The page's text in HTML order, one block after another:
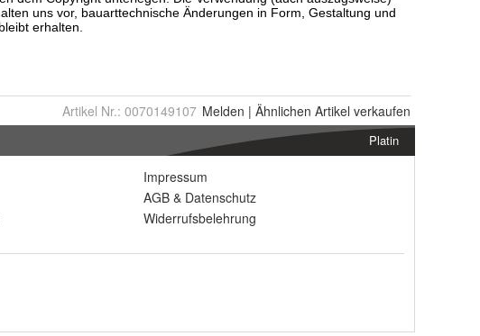
Artikel Nr.: 0070149107 Melden | Ähnlichen Artikel verkaufen
Platin
Impressum
AGB & Datenschutz
Widerrufsbelehrung